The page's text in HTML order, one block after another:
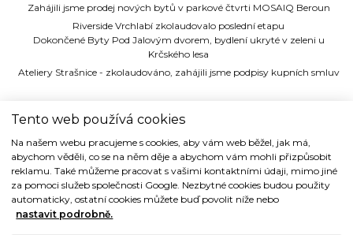
Zahájili jsme prodej nových bytů v parkové čtvrti MOSAIQ Beroun
Riverside Vrchlabí zkolaudovalo poslední etapu
Dokončené Byty Pod Jalovým dvorem, bydlení ukryté v zeleni u
Krčského lesa
Ateliery Strašnice - zkolaudováno, zahájili jsme podpisy kupních smluv
TIDE REALITY s.r.o.
Dřevná 2, 128 00 Praha 2
Tel: (+420) 224 914 914
e-mail:info@tide.cz
Tento web používá cookies
Na našem webu pracujeme s cookies, aby vám web běžel, jak má,
abychom věděli, co se na něm děje a abychom vám mohli přizpůsobit
reklamu. Také můžeme pracovat s vašimi kontaktními údaji, mimo jiné
za pomoci služeb společnosti Google. Nezbytné cookies budou použity
automaticky, ostatní cookies můžete buď povolit níže nebo
nastavit podrobně.